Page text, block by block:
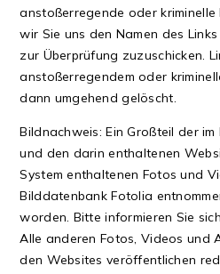
anstoßerregende oder
wir Sie uns den Namen des
zur Überprüfung zuzuschicken.
anstoßerregendem oder
dann umgehend gelöscht.
Bildnachweis: Ein Großteil der
und den darin enthaltenen
System enthaltenen Fotos und
Bilddatenbank Fotolia
worden. Bitte informieren Sie
Alle anderen Fotos, Videos und
den Websites veröffentlichen